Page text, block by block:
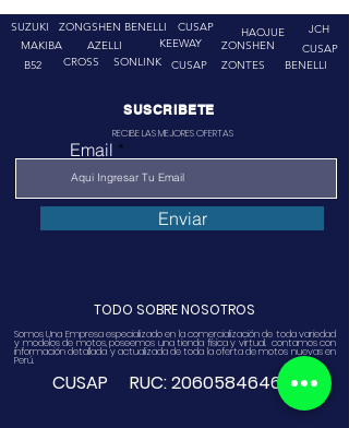
SUZUKI
ZONGSHEN
MAKIBA
AZELLI
BENELLI
CUSAP
KEEWAY
B52
CROSS SONLINK CUSAP
HAOJUE
JCH
ZONSHEN
ZONTES
CUSAP
BENELLI
SUSCRIBETE
RECIBE LAS MEJORES OFERTAS
Email
Enviar
TODO SOBRE NOSOTROS
Somos Una Empresa especializado en la comercialización de toda variedad
y modelos de motos, poseemos una tienda física y virtual. contamos con
información detallada y actualizada de toda la oferta de motos nuevas en
Perú.
CUSAP RUC:20605846468